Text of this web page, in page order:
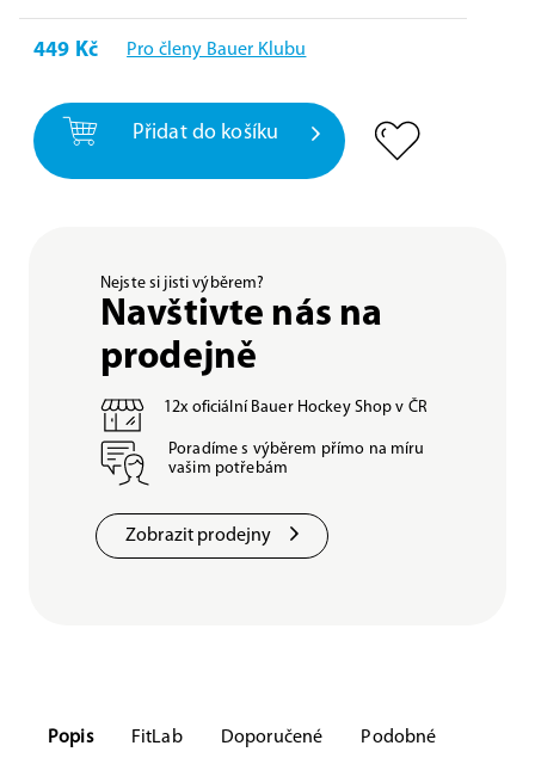
449 Kč Pro členy Bauer Klubu
Přidat do košíku
Nejste si jisti výběrem?
Navštivte nás na
prodejně
12x oficiální Bauer Hockey Shop v ČR
Poradíme s výběrem přímo na míru
vašim potřebám
Zobrazit prodejny
Popis FitLab Doporučené Podobné